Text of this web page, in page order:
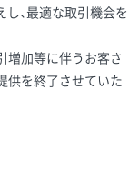
、最適な取引機会を
増加等に伴うお客さ
供を終了させていた